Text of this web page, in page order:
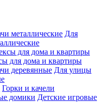
Для
для дома и квартиры
Для улицы
Горки и качели
Детские игровые